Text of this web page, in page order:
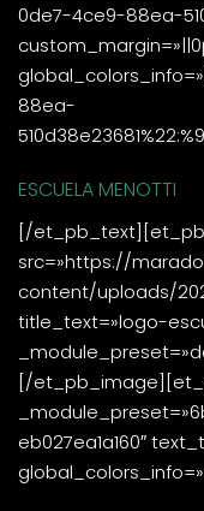
0de7-4ce9-88ea-
88ea-
ESCUELA MENOTTI
[/
src=»https://
content/uploads/
title_text=»logo-
[/
eb027ea1a160″